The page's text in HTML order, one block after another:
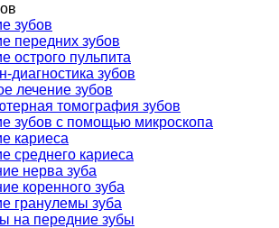
зубов
передних зубов
острого пульпита
диагностика зубов
лечение зубов
томография зубов
зубов с помощью микроскопа
кариеса
среднего кариеса
нерва зуба
коренного зуба
гранулемы зуба
на передние зубы